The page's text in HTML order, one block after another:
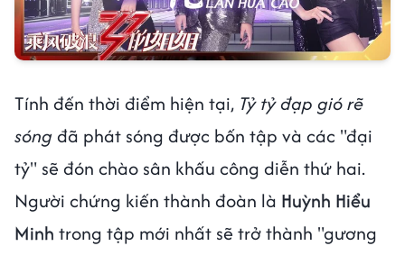
Tính đến thời điểm hiện tại, Tỷ tỷ đạp gió rẽ
sóngđã phát sóng được bốn tập và các "đại
tỷ" sẽ đón chào sân khấu công diễn thứ hai.
Người chứng kiến thành đoàn là Huỳnh Hiểu
Minh trong tập mới nhất sẽ trở thành "gương